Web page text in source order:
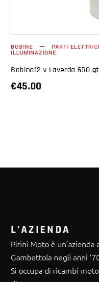
BOBINE PARTI
ILLUMINAZIONE
Bobina12 v Laverda 650
€45.00
L’AZIENDA
Pirini Moto è
Gambettola negli anni
Si occupa di ricambi